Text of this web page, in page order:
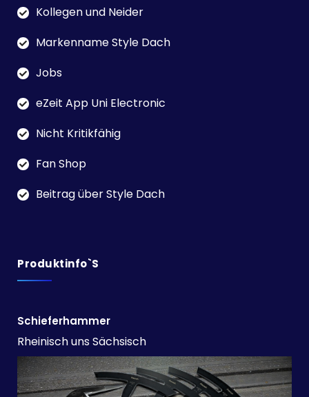
Kollegen und Neider
Markenname Style Dach
Jobs
eZeit App Uni Electronic
Nicht Kritikfähig
Fan Shop
Beitrag über Style Dach
Produktinfo`s
Schieferhammer
Rheinisch uns Sächsisch